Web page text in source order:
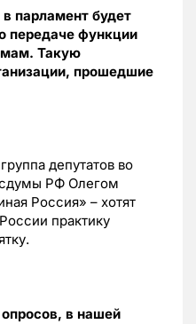
парламент будет
передаче функции
Такую
прошедшие
депутатов во
РФ Олегом
Россия» – хотят
практику
в нашей